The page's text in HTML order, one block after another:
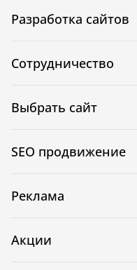
Разработка сайтов
Сотрудничество
Выбрать сайт
SEO продвижение
Реклама
Акции